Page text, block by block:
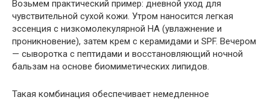
Возьмем практический пример: дневной уход для
чувствительной сухой кожи. Утром наносится легкая
эссенция с низкомолекулярной HA (увлажнение и
проникновение), затем крем с керамидами и SPF. Вечером
— сыворотка с пептидами и восстановляющий ночной
бальзам на основе биомиметических липидов.
Такая комбинация обеспечивает немедленное